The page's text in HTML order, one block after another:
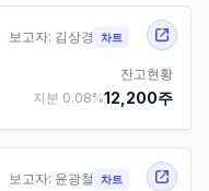
보고자: 김상경 차트
잔고현황
지분 0.08%12,200주
보고자: 윤광철 차트